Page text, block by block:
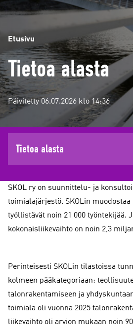
Etusivu
Tietoa alasta
Päivitetty 06.07.2026 klo 14:36
Tietoa alasta
SKOL ry on suunnittelu- ja
toimialajärjestö. SKOLin muodostaa
työllistävät noin 21 000 työntekijää.
kokonaisliikevaihto on noin 2,3
Perinteisesti SKOLin tilastoissa
kolmeen pääkategoriaan:
talonrakentamiseen ja
toimiala oli vuonna 2025
liikevaihto oli arvion mukaan noin